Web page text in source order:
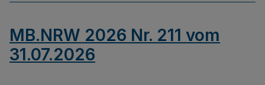
MB.NRW 2026 Nr. 211 vom
31.07.2026